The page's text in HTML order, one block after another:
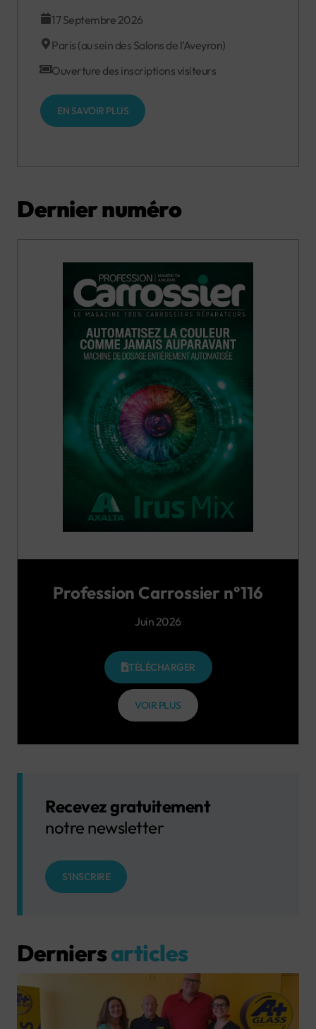
17 Septembre 2026
Paris (au sein des Salons de l’Aveyron)
Ouverture des inscriptions visiteurs
EN SAVOIR PLUS
Dernier numéro
Profession Carrossier n°116
Juin 2026
TÉLÉCHARGER
VOIR PLUS
Recevez gratuitement
notre newsletter
S'INSCRIRE
Derniersarticles